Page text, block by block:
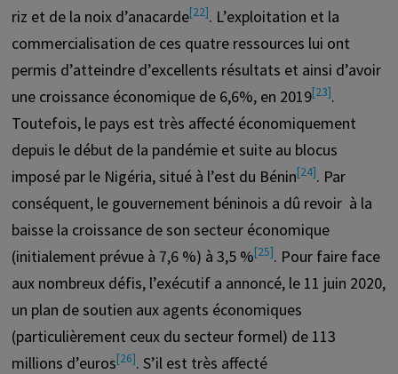
riz et de la noix d’anacarde[22]. L’exploitation et la
commercialisation de ces quatre ressources lui ont
permis d’atteindre d’excellents résultats et ainsi d’avoir
une croissance économique de 6,6%, en 2019[23].
Toutefois, le pays est très affecté économiquement
depuis le début de la pandémie et suite au blocus
imposé par le Nigéria, situé à l’est du Bénin[24]. Par
conséquent, le gouvernement béninois a dû revoir à la
baisse la croissance de son secteur économique
(initialement prévue à 7,6 %) à 3,5 %[25]. Pour faire face
aux nombreux défis, l’exécutif a annoncé, le 11 juin 2020,
un plan de soutien aux agents économiques
(particulièrement ceux du secteur formel) de 113
millions d’euros[26]. S’il est très affecté